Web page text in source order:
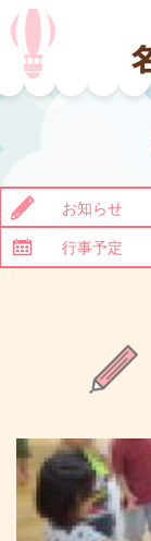
お知らせ
行事予定